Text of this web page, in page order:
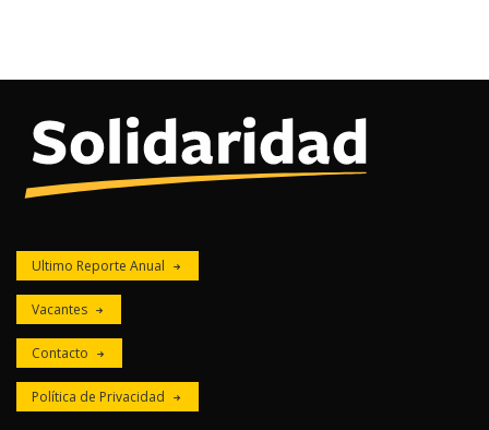
Ultimo Reporte Anual
Vacantes
Contacto
Política de Privacidad